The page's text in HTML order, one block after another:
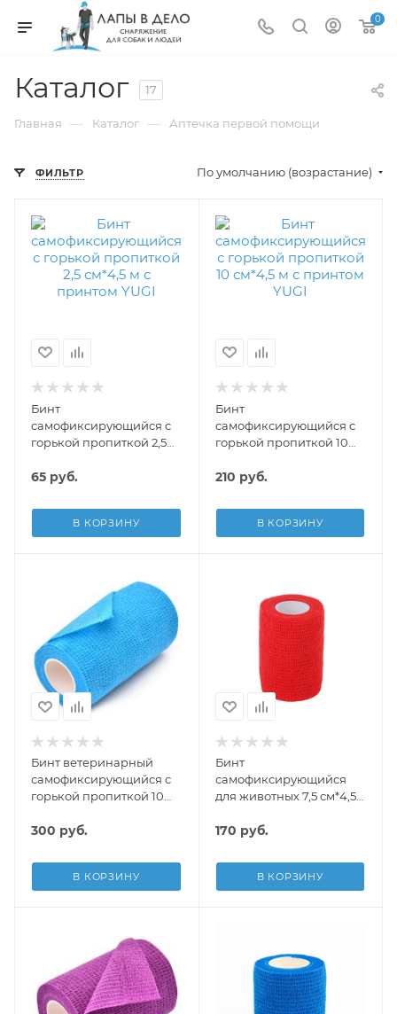
0
Каталог 17
Главная — Каталог — Аптечка первой помощи
ФИЛЬТР По умолчанию (возрастание)
Бинт
самофиксирующийся с
горькой пропиткой 2,5
65 руб.
В КОРЗИНУ
Бинт
самофиксирующийся с
горькой пропиткой 10
210 руб.
В КОРЗИНУ
Бинт ветеринарный
самофиксирующийся с
горькой пропиткой 10
300 руб.
В КОРЗИНУ
Бинт
самофиксирующийся
для животных 7,5 см*4,5
170 руб.
В КОРЗИНУ